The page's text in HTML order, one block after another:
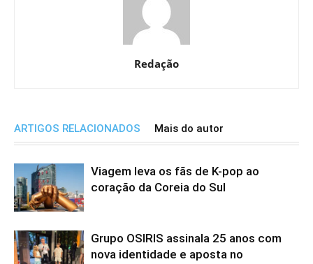
Redação
ARTIGOS RELACIONADOS Mais do autor
Viagem leva os fãs de K-pop ao
coração da Coreia do Sul
Grupo OSIRIS assinala 25 anos com
nova identidade e aposta no